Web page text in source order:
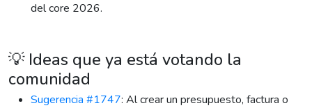
del core 2026.
💡 Ideas que ya está votando la
comunidad
Sugerencia #1747: Al crear un presupuesto, factura o